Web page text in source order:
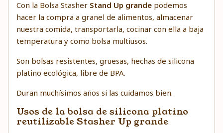
Con la Bolsa Stasher Stand Up grande podemos
hacer la compra a granel de alimentos, almacenar
nuestra comida, transportarla, cocinar con ella a baja
temperatura y como bolsa multiusos.
Son bolsas resistentes, gruesas, hechas de silicona
platino ecológica, libre de BPA.
Duran muchísimos años si las cuidamos bien.
Usos de la bolsa de silicona platino
reutilizable Stasher Up grande